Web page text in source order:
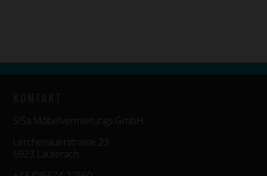
SiSa Möbelvermietungs GmbH
Lerchenauerstrasse 23
6923 Lauterach